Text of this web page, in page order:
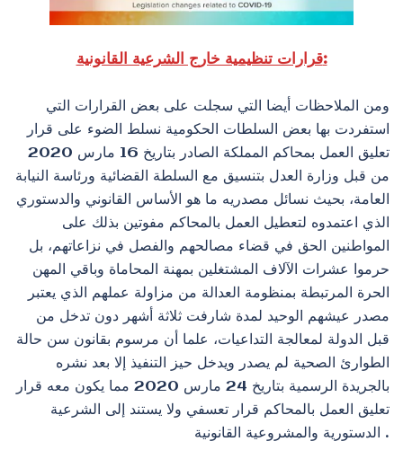
قرارات تنظيمية خارج الشرعية القانونية:
ومن الملاحظات أيضا التي سجلت على بعض القرارات التي
استفردت بها بعض السلطات الحكومية نسلط الضوء على قرار
تعليق العمل بمحاكم المملكة الصادر بتاريخ 16 مارس 2020
من قبل وزارة العدل بتنسيق مع السلطة القضائية ورئاسة النيابة
العامة، بحيث نسائل مصدريه ما هو الأساس القانوني والدستوري
الذي اعتمدوه لتعطيل العمل بالمحاكم مفوتين بذلك على
المواطنين الحق في قضاء مصالحهم والفصل في نزاعاتهم، بل
حرموا عشرات الآلاف المشتغلين بمهنة المحاماة وباقي المهن
الحرة المرتبطة بمنظومة العدالة من مزاولة عملهم الذي يعتبر
مصدر عيشهم الوحيد لمدة شارفت ثلاثة أشهر دون تدخل من
قبل الدولة لمعالجة التداعيات، علما أن مرسوم بقانون سن حالة
الطوارئ الصحية لم يصدر ويدخل حيز التنفيذ إلا بعد نشره
بالجريدة الرسمية بتاريخ 24 مارس 2020 مما يكون معه قرار
تعليق العمل بالمحاكم قرار تعسفي ولا يستند إلى الشرعية
الدستورية والمشروعية القانونية .